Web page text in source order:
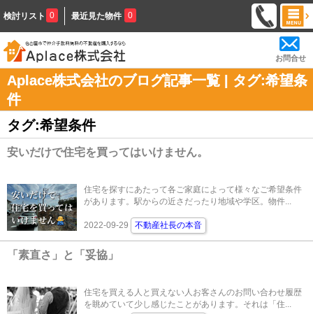
検討リスト 0 最近見た物件 0
お問合せ
Aplace株式会社のブログ記事一覧 | タグ:希望条
件
タグ:希望条件
安いだけで住宅を買ってはいけません。
住宅を探すにあたって各ご家庭によって様々なご希望条件
があります。駅からの近さだったり地域や学区。物件...
2022-09-29 不動産社長の本音
「素直さ」と「妥協」
住宅を買える人と買えない人お客さんのお問い合わせ履歴
を眺めていて少し感じたことがあります。それは「住...